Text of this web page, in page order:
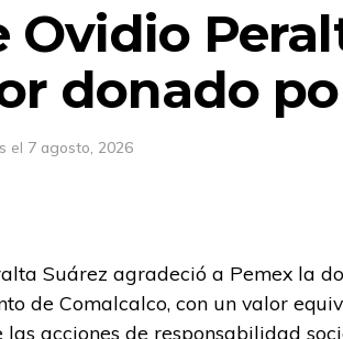
Ovidio
donado
el 7 agosto, 2026
Suárez agradeció a Pemex la
de Comalcalco, con un valor
las acciones de responsabilidad